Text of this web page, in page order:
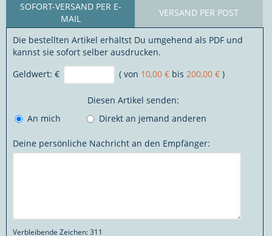
SOFORT-VERSAND PER E-
MAIL
VERSAND PER POST
Die bestellten Artikel erhältst Du umgehend als PDF und
kannst sie sofort selber ausdrucken.
Geldwert: € ( von 10,00 € bis 200,00 € )
Diesen Artikel senden:
An mich
Direkt an jemand anderen
Deine persönliche Nachricht an den Empfänger:
Verbleibende Zeichen:311